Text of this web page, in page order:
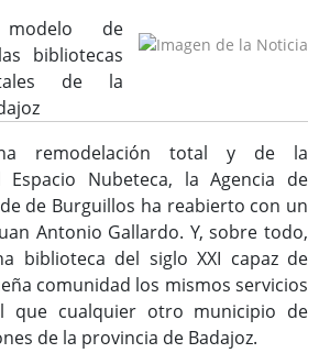
a través del e-mail
en clubes de lecturas, lotes de libros,
de
bibliotecas
de la
remodelación total y de la
Espacio Nubeteca, la Agencia de
de Burguillos ha reabierto con un
Antonio Gallardo. Y, sobre todo,
biblioteca del siglo XXI capaz de
comunidad los mismos servicios
que cualquier otro municipio de
de la provincia de Badajoz.